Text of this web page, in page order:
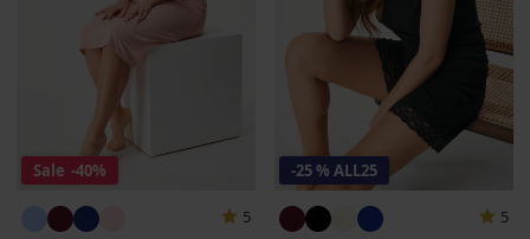
Sale -40%
5
-25 % ALL25
5